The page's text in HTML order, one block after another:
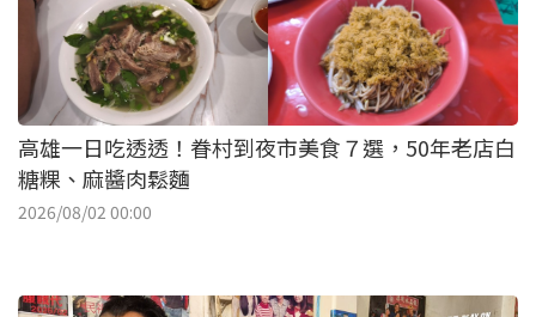
高雄一日吃透透！眷村到夜市美食７選，50年老店白
糖粿、麻醬肉鬆麵
2026/08/02 00:00